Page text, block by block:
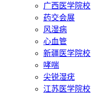
广西医学院校
药交会展
风湿病
心血管
新疆医学院校
哮喘
尖锐湿疣
江苏医学院校